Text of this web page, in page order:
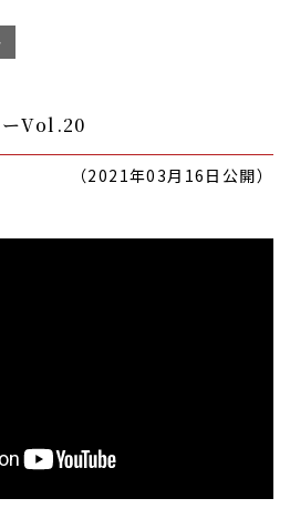
ーVol.20
（2021年03月16日公開）